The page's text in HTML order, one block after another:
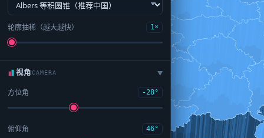
轮廓抽稀（越大越快） 1×
视角CAMERA ▶
方位角 -28°
俯仰角 46°